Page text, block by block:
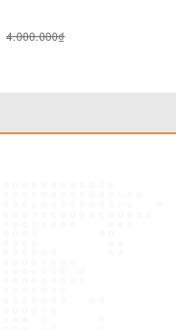
4.000.000₫